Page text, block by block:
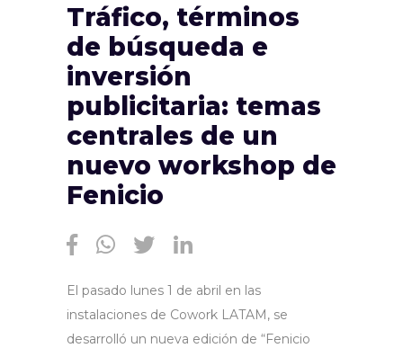
Tráfico, términos
de búsqueda e
inversión
publicitaria: temas
centrales de un
nuevo workshop de
Fenicio
El pasado lunes 1 de abril en las
instalaciones de Cowork LATAM, se
desarrolló un nueva edición de “Fenicio